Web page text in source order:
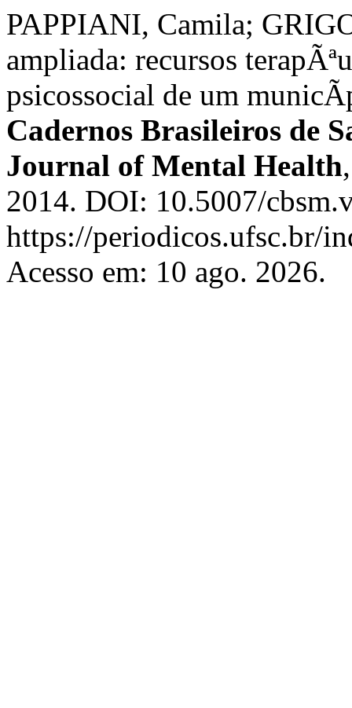
PAPPIANI, Camila;
ampliada: recursos
psicossocial de um
Cadernos Brasileiros de
Journal of Mental Health
2014. DOI: 10.5007/
https://periodicos.ufsc.br/
Acesso em: 10 ago. 2026.